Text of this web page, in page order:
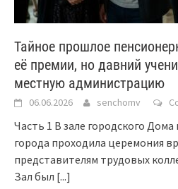
Тайное прошлое
её премии, но давний
местную администрацию
06.06.2026 senchomv
Часть 1 В зале городского
города проходила церемония
представителям трудовых
Зал был [...]